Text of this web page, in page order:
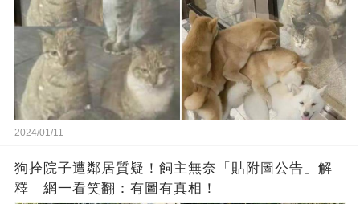
2024/01/11
狗拴院子遭鄰居質疑！飼主無奈「貼附圖公告」解
釋 網一看笑翻：有圖有真相！